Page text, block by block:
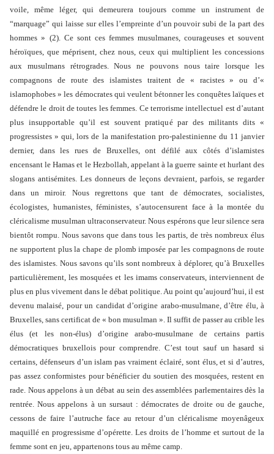
voile, même léger, qui demeurera toujours comme un instrument de
“marquage” qui laisse sur elles l’empreinte d’un pouvoir subi de la part des
hommes » (2). Ce sont ces femmes musulmanes, courageuses et souvent
héroïques, que méprisent, chez nous, ceux qui multiplient les concessions
aux musulmans rétrogrades. Nous ne pouvons nous taire lorsque les
compagnons de route des islamistes traitent de « racistes » ou d’«
islamophobes » les démocrates qui veulent bétonner les conquêtes laïques et
défendre le droit de toutes les femmes. Ce terrorisme intellectuel est d’autant
plus insupportable qu’il est souvent pratiqué par des militants dits «
progressistes » qui, lors de la manifestation pro-palestinienne du 11 janvier
dernier, dans les rues de Bruxelles, ont défilé aux côtés d’islamistes
encensant le Hamas et le Hezbollah, appelant à la guerre sainte et hurlant des
slogans antisémites. Les donneurs de leçons devraient, parfois, se regarder
dans un miroir. Nous regrettons que tant de démocrates, socialistes,
écologistes, humanistes, féministes, s’autocensurent face à la montée du
cléricalisme musulman ultraconservateur. Nous espérons que leur silence sera
bientôt rompu. Nous savons que dans tous les partis, de très nombreux élus
ne supportent plus la chape de plomb imposée par les compagnons de route
des islamistes. Nous savons qu’ils sont nombreux à déplorer, qu’à Bruxelles
particulièrement, les mosquées et les imams conservateurs, interviennent de
plus en plus vivement dans le débat politique. Au point qu’aujourd’hui, il est
devenu malaisé, pour un candidat d’origine arabo-musulmane, d’être élu, à
Bruxelles, sans certificat de « bon musulman ». Il suffit de passer au crible les
élus (et les non-élus) d’origine arabo-musulmane de certains partis
démocratiques bruxellois pour comprendre. C’est tout sauf un hasard si
certains, défenseurs d’un islam pas vraiment éclairé, sont élus, et si d’autres,
pas assez conformistes pour bénéficier du soutien des mosquées, restent en
rade. Nous appelons à un débat au sein des assemblées parlementaires dès la
rentrée. Nous appelons à un sursaut : démocrates de droite ou de gauche,
cessons de faire l’autruche face au retour d’un cléricalisme moyenâgeux
maquillé en progressisme d’opérette. Les droits de l’homme et surtout de la
femme sont en jeu, appartenons tous au même camp.